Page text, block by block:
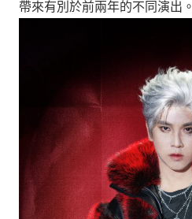
帶來有別於前兩年的不同演出。